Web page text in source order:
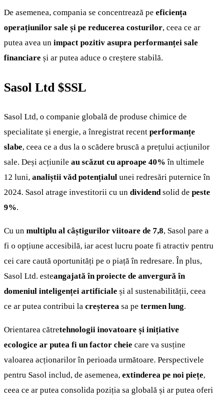
De asemenea, compania se concentrează pe eficiența
operațiunilor sale și pe reducerea costurilor, ceea ce ar
putea avea un impact pozitiv asupra performanței sale
financiare și ar putea aduce o creștere stabilă.
Sasol Ltd $SSL
Sasol Ltd, o companie globală de produse chimice de
specialitate și energie, a înregistrat recent performanțe
slabe, ceea ce a dus la o scădere bruscă a prețului acțiunilor
sale. Deși acțiunile au scăzut cu aproape 40% în ultimele
12 luni, analiștii văd potențialul unei redresări puternice în
2024. Sasol atrage investitorii cu un dividend solid de peste
9%.
Cu un multiplu al câștigurilor viitoare de 7,8, Sasol pare a
fi o opțiune accesibilă, iar acest lucru poate fi atractiv pentru
cei care caută oportunități pe o piață în redresare. În plus,
Sasol Ltd. esteangajată în proiecte de anvergură în
domeniul inteligenței artificiale și al sustenabilității, ceea
ce ar putea contribui la creșterea sa pe termen lung.
Orientarea cătretehnologii inovatoare și inițiative
ecologice ar putea fi un factor cheie care va susține
valoarea acționarilor în perioada următoare. Perspectivele
pentru Sasol includ, de asemenea, extinderea pe noi piețe,
ceea ce ar putea consolida poziția sa globală și ar putea oferi